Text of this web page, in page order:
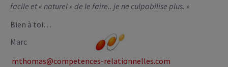
facile et « naturel » de le faire.. je ne culpabilise plus. »
Bien à toi…
Marc
mthomas@competences-relationnelles.com